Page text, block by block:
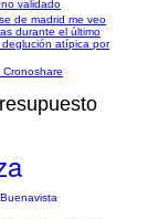
validado
de madrid me veo
durante el último
atípica por